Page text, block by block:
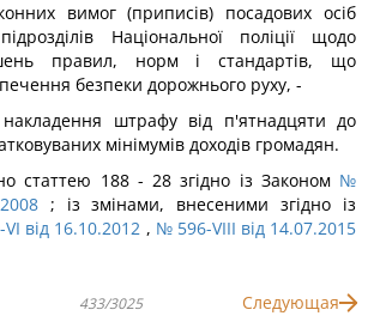
вимог (приписів) посадових осіб
Національної поліції щодо
правил, норм і стандартів, що
безпеки дорожнього руху, -
штрафу від п'ятнадцяти до
мінімумів доходів громадян.
статтею 188 - 28 згідно із Законом №
; із змінами, внесеними згідно із
від 16.10.2012 , № 596-VIII від 14.07.2015
433/3025 Следующая